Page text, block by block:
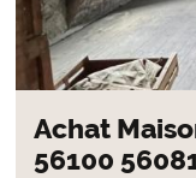
Achat
56100